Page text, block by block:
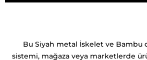
Bu Siyah metal İskelet ve Bambu
sistemi, mağaza veya marketlerde